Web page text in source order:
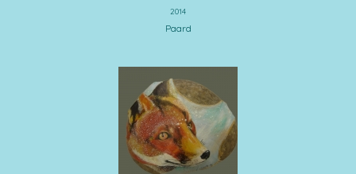
2014
Paard